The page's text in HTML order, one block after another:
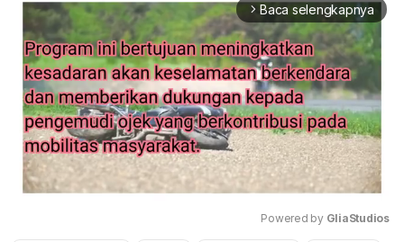
arrow_forward_ios Baca selengkapnya
Powered by GliaStudios